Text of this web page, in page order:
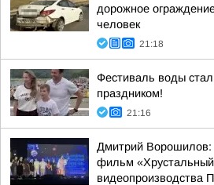
дорожное
человек
21:18
Фестиваль воды
праздником!
21:16
Дмитрий Ворошилов:
фильм
видеопроизводства